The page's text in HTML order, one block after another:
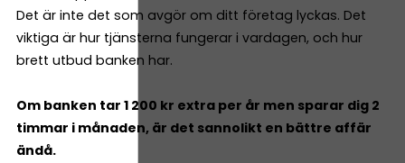
Det är inte det som avgör om ditt företag lyckas. Det
viktiga är hur tjänsterna fungerar i vardagen, och hur
brett utbud banken har.
Om banken tar 1 200 kr extra per år men sparar dig 2
timmar i månaden, är det sannolikt en bättre affär
ändå.